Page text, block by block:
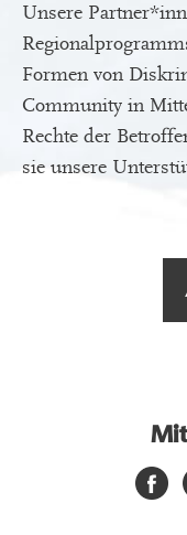
Unsere
Formen von
Community in
Rechte der
sie unsere